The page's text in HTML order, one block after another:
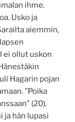
ihme.
Usko ja
aiemmin,
ei ollut uskon
Hagarin pojan
”Poika
(20).
ja hän lupasi